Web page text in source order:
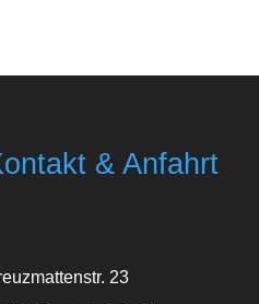
& Anfahrt
23